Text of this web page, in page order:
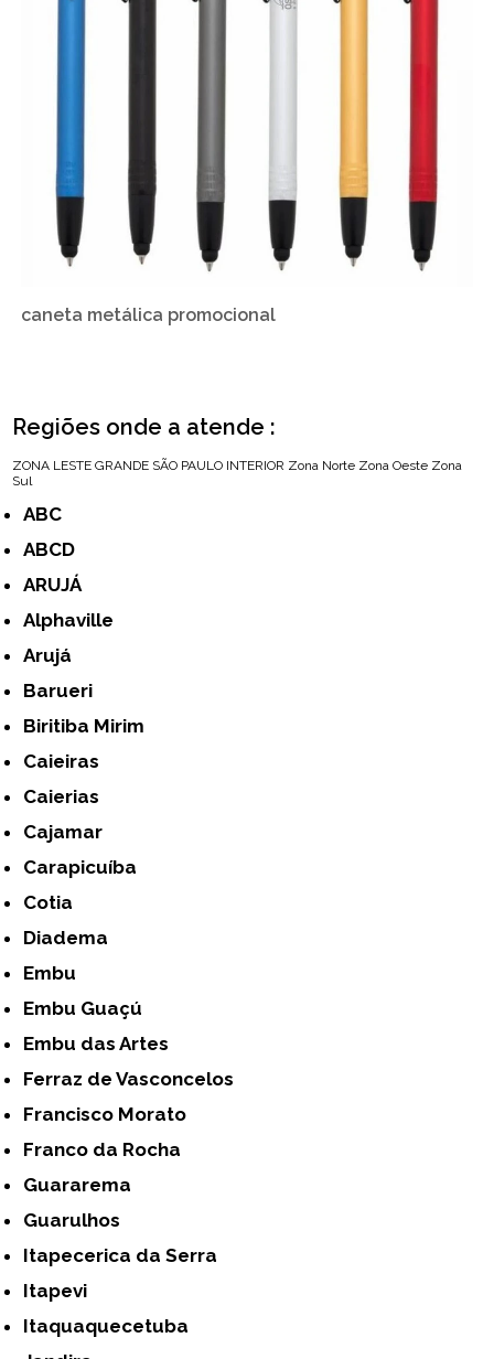
caneta metálica promocional
Regiões onde a atende :
ZONA LESTE GRANDE SÃO PAULO INTERIOR Zona Norte Zona Oeste Zona
Sul
ABC
ABCD
ARUJÁ
Alphaville
Arujá
Barueri
Biritiba Mirim
Caieiras
Caierias
Cajamar
Carapicuíba
Cotia
Diadema
Embu
Embu Guaçú
Embu das Artes
Ferraz de Vasconcelos
Francisco Morato
Franco da Rocha
Guararema
Guarulhos
Itapecerica da Serra
Itapevi
Itaquaquecetuba